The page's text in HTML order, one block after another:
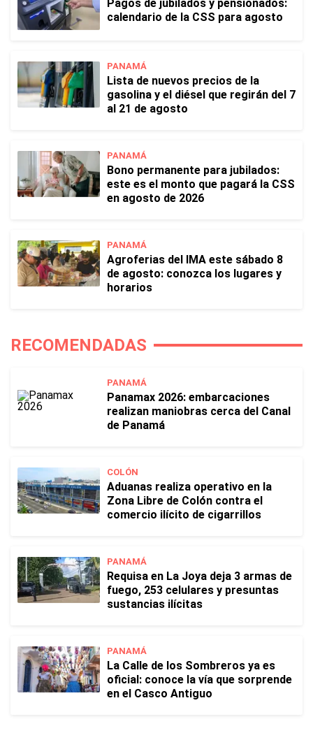
Pagos de jubilados y pensionados:
calendario de la CSS para agosto
PANAMÁ
Lista de nuevos precios de la
gasolina y el diésel que regirán del 7
al 21 de agosto
PANAMÁ
Bono permanente para jubilados:
este es el monto que pagará la CSS
en agosto de 2026
PANAMÁ
Agroferias del IMA este sábado 8
de agosto: conozca los lugares y
horarios
RECOMENDADAS
PANAMÁ
Panamax 2026: embarcaciones
realizan maniobras cerca del Canal
de Panamá
COLÓN
Aduanas realiza operativo en la
Zona Libre de Colón contra el
comercio ilícito de cigarrillos
PANAMÁ
Requisa en La Joya deja 3 armas de
fuego, 253 celulares y presuntas
sustancias ilícitas
PANAMÁ
La Calle de los Sombreros ya es
oficial: conoce la vía que sorprende
en el Casco Antiguo